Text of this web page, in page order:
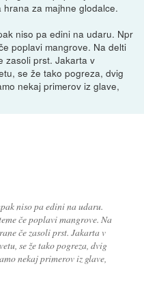
za majhne glodalce.
niso pa edini na udaru. Npr
poplavi mangrove. Na delti
zasoli prst. Jakarta v
se že tako pogreza, dvig
nekaj primerov iz glave,
niso pa edini na udaru.
če poplavi mangrove. Na
če zasoli prst. Jakarta v
se že tako pogreza, dvig
nekaj primerov iz glave,